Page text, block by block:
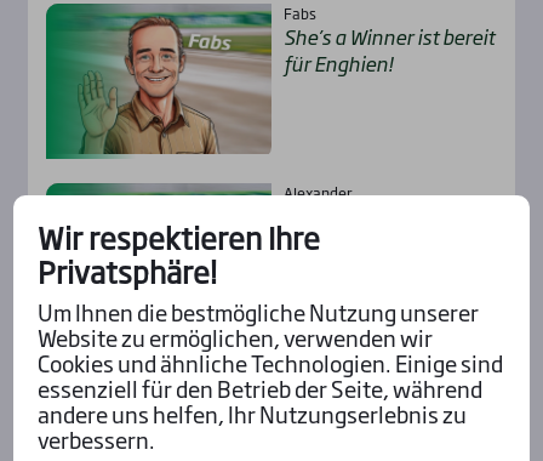
Fabs
She’s a Win­ner ist bereit
für Eng­hien!
Alexander
hend der Sie­ger!
Alle Insider-Stimmen
Wir respektieren Ihre
Privatsphäre!
Um Ihnen die bestmögliche Nutzung unserer
Website zu ermöglichen, verwenden wir
Cookies und ähnliche Technologien. Einige sind
essenziell für den Betrieb der Seite, während
andere uns helfen, Ihr Nutzungserlebnis zu
verbessern.